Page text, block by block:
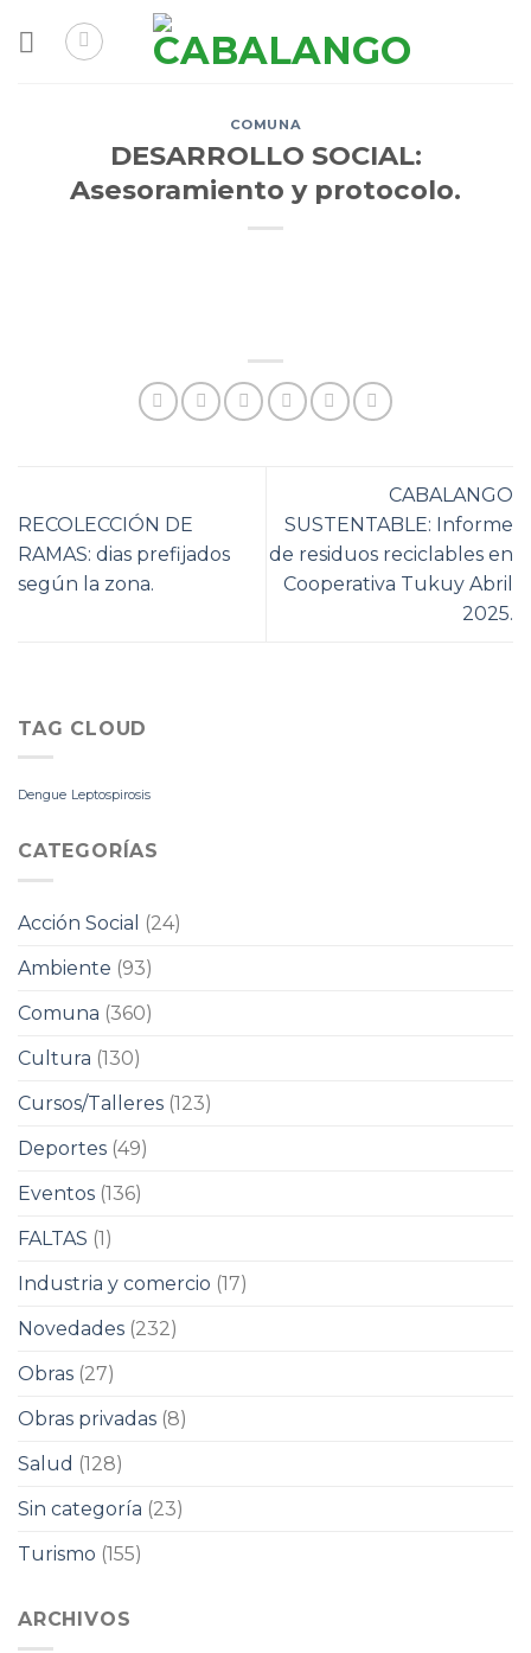
COMUNA
DESARROLLO SOCIAL:
Asesoramiento y protocolo.
RECOLECCIÓN DE
RAMAS: dias prefijados
según la zona.
CABALANGO
SUSTENTABLE: Informe
de residuos reciclables en
Cooperativa Tukuy Abril
2025.
TAG CLOUD
Dengue Leptospirosis
CATEGORÍAS
Acción Social
(24)
Ambiente (93)
Comuna (360)
Cultura (130)
Cursos/Talleres (123)
Deportes (49)
Eventos (136)
FALTAS (1)
Industria y comercio (17)
Novedades (232)
Obras (27)
Obras privadas (8)
Salud (128)
Sin categoría (23)
Turismo (155)
ARCHIVOS